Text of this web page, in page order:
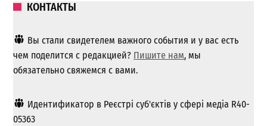
КОНТАКТЫ
Вы стали свидетелем важного события и у вас есть
чем поделится с редакцией? Пишите нам, мы
обязательно свяжемся с вами.
Идентификатор в Реєстрі суб'єктів у сфері медіа R40-
05363